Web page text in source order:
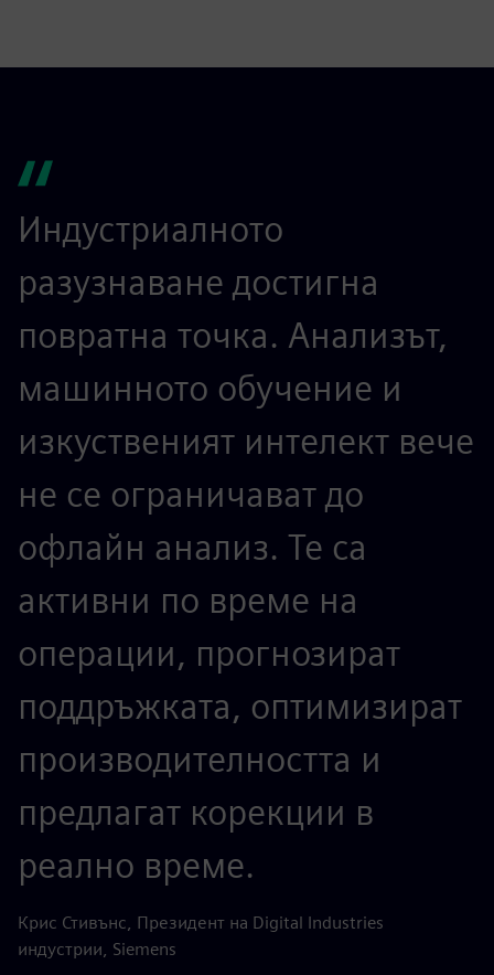
Индустриалното
разузнаване достигна
повратна точка. Анализът,
машинното обучение и
изкуственият интелект вече
не се ограничават до
офлайн анализ. Те са
активни по време на
операции, прогнозират
поддръжката, оптимизират
производителността и
предлагат корекции в
реално време.
Крис Стивънс, Президент на Digital Industries
индустрии, Siemens